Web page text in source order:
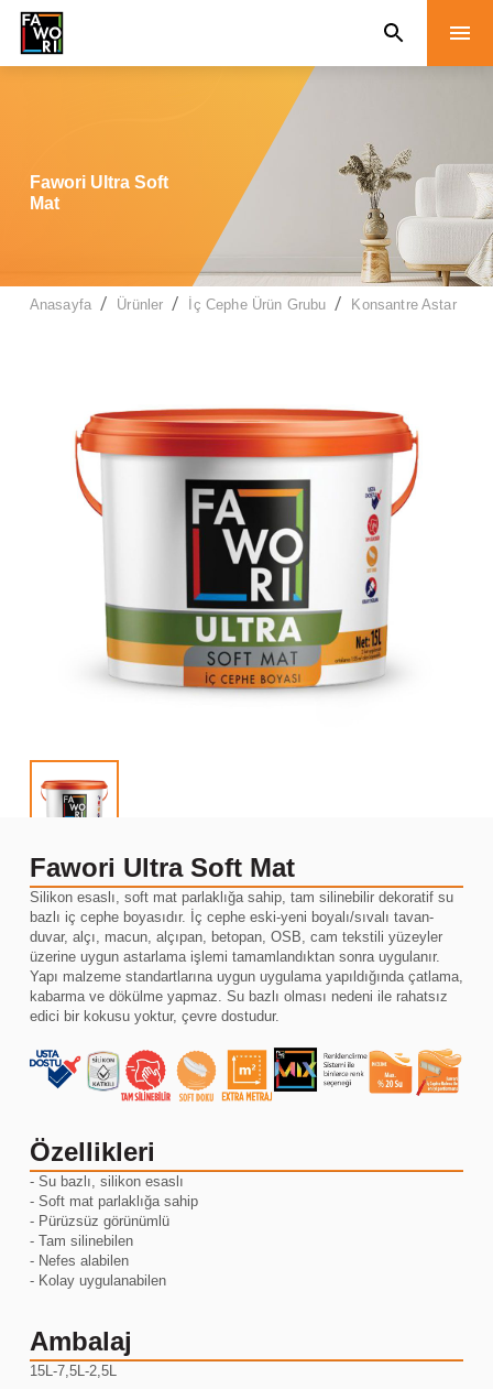
Fawori Ultra Soft
Mat
Anasayfa / Ürünler / İç Cephe Ürün Grubu / Konsantre Astar
Fawori Ultra Soft Mat
Silikon esaslı, soft mat parlaklığa sahip, tam silinebilir dekoratif su
bazlı iç cephe boyasıdır. İç cephe eski-yeni boyalı/sıvalı tavan-
duvar, alçı, macun, alçıpan, betopan, OSB, cam tekstili yüzeyler
üzerine uygun astarlama işlemi tamamlandıktan sonra uygulanır.
Yapı malzeme standartlarına uygun uygulama yapıldığında çatlama,
kabarma ve dökülme yapmaz. Su bazlı olması nedeni ile rahatsız
edici bir kokusu yoktur, çevre dostudur.
Özellikleri
- Su bazlı, silikon esaslı
- Soft mat parlaklığa sahip
- Pürüzsüz görünümlü
- Tam silinebilen
- Nefes alabilen
- Kolay uygulanabilen
Ambalaj
15L-7,5L-2,5L